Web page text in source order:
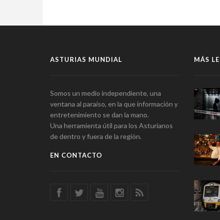
ASTURIAS MUNDIAL
Somos un medio independiente, una
ventana al paraíso, en la que información y
entretenimiento se dan la mano.
Una herramienta útil para los Asturianos
de dentro y fuera de la región.
EN CONTACTO
MÁS